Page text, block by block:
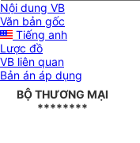
Nội dung VB
Văn bản gốc
Tiếng anh
Lược đồ
VB liên quan
Bản án áp dụng
BỘ THƯƠNG MẠI
********